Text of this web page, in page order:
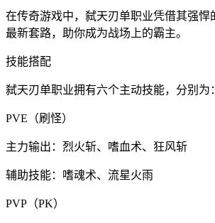
在传奇游戏中，弑天刃单职业凭借其强
最新套路，助你成为战场上的霸主。
技能搭配
弑天刃单职业拥有六个主动技能，分别
PVE（刷怪）
主力输出：烈火斩、嗜血术、狂风斩
辅助技能：嗜魂术、流星火雨
PVP（PK）